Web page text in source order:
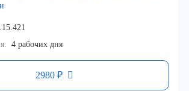
2980 ₽
4 рабочих дня